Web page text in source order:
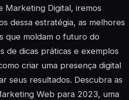
Marketing Digital, iremos
dessa estratégia, as melhores
que moldam o futuro do
de dicas práticas e exemplos
criar uma presença digital
seus resultados. Descubra as
Web para 2023, uma